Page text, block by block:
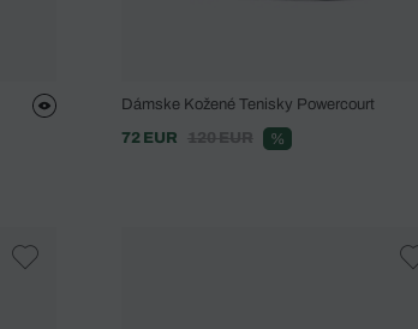
Dámske Kožené Tenisky Powercourt
72 EUR
120 EUR %